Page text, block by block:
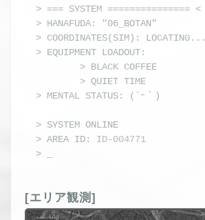
> === SYSTEM =============== <
> HANAFUDA: "06_BOTAN"
> COORDINATES(SIM): LOCATING...
> EQUIPMENT LOADOUT:
        > QUIET TIME
> MENTAL STATUS:
(´ｰ｀)
> SYSTEM ONLINE
> AREA ID: ID-004771
>
[エリア観測]